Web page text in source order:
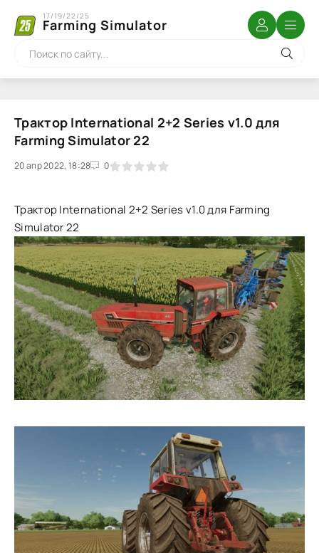
Farming Simulator
17/19/22/25
Трактор International 2+2 Series v1.0 для
Farming Simulator 22
20 апр 2022, 18:28 0
1 2 3 4 5
Трактор International 2+2 Series v1.0 для Farming
Simulator 22